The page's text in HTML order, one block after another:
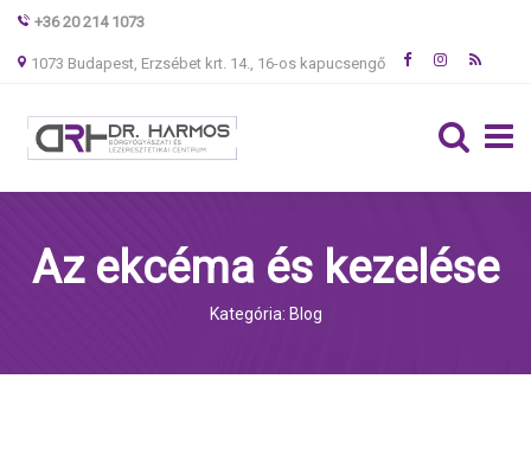
+36 20 214 1073
1073 Budapest, Erzsébet krt. 14., 16-os kapucsengő
Az ekcéma és kezelése
Kategória: Blog